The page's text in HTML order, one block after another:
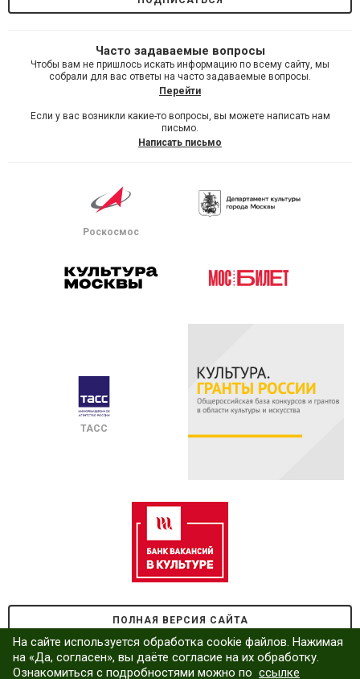
На сайте используется обработка cookie файлов. Нажимая
на «Да, согласен», вы даёте согласие на их обработку.
Ознакомиться с подробностями можно по ссылке
Часто задаваемые вопросы
Чтобы вам не пришлось искать информацию по всему сайту, мы
собрали для вас ответы на часто задаваемые вопросы.
Перейти
Если у вас возникли какие-то вопросы, вы можете написать нам
письмо.
Написать письмо
Роскосмос
ТАСС
ПОЛНАЯ ВЕРСИЯ САЙТА